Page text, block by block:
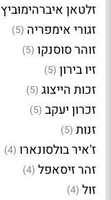
זלטאן איברהימוביץ
זגורי אימפריה (5)
זוהר סוסנקו (5)
זיו בירון (5)
זכות הייצוג (5)
זכרון יעקב (5)
זנות (5)
ז'איר בולסונארו (4)
זהר זיסאפל (4)
זול (4)